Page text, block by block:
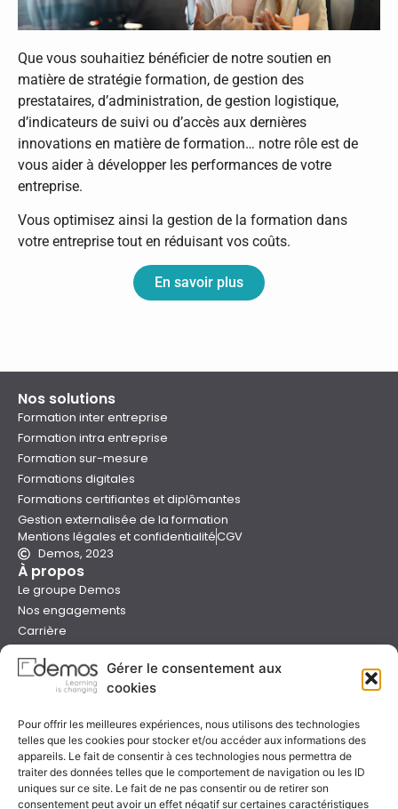
Gérer le consentement aux
cookies
Pour offrir les meilleures expériences, nous utilisons des technologies
telles que les cookies pour stocker et/ou accéder aux informations des
appareils. Le fait de consentir à ces technologies nous permettra de
traiter des données telles que le comportement de navigation ou les ID
uniques sur ce site. Le fait de ne pas consentir ou de retirer son
consentement peut avoir un effet négatif sur certaines caractéristiques
Que vous souhaitiez bénéficier de notre soutien en
matière de stratégie formation, de gestion des
prestataires, d’administration, de gestion logistique,
d’indicateurs de suivi ou d’accès aux dernières
innovations en matière de formation… notre rôle est de
vous aider à développer les performances de votre
entreprise.
Vous optimisez ainsi la gestion de la formation dans
votre entreprise tout en réduisant vos coûts.
En savoir plus
Nos solutions
Formation inter entreprise
Formation intra entreprise
Formation sur-mesure
Formations digitales
Formations certifiantes et diplômantes
Gestion externalisée de la formation
Mentions légales et confidentialitéCGV
Demos, 2023
À propos
Le groupe Demos
Nos engagements
Carrière
Presse
Catalogues
Aide
Nous contacter
Nous trouver
Préparer sa formation